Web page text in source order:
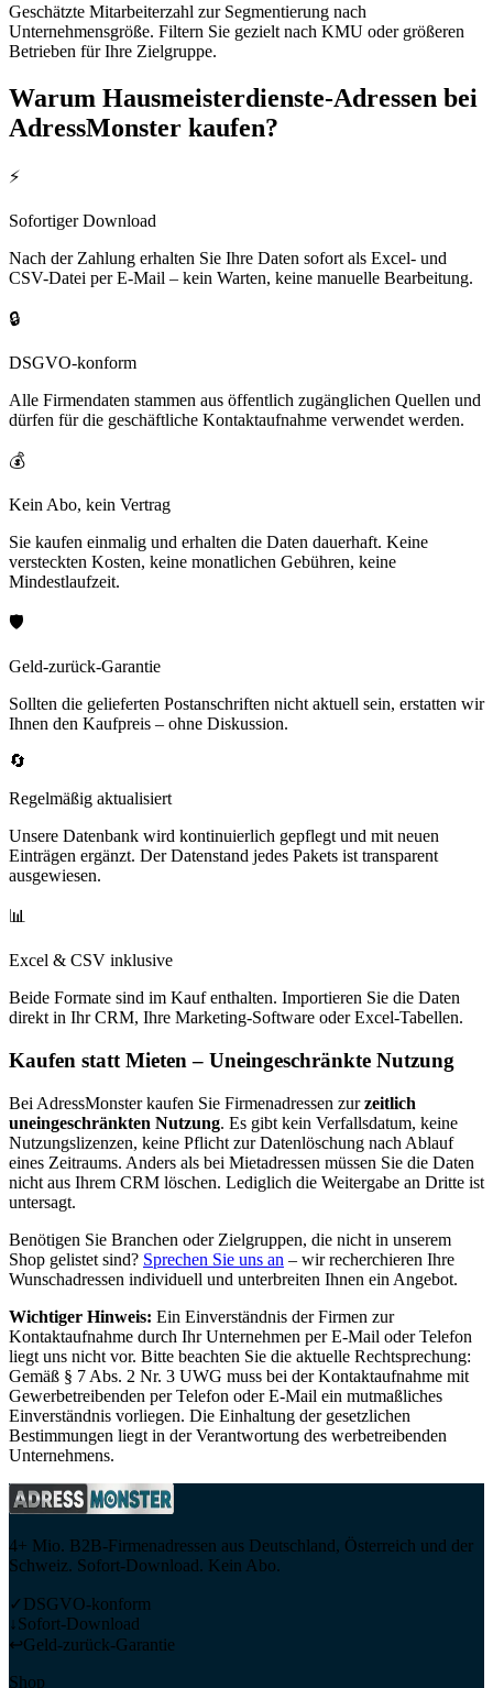
Geschätzte Mitarbeiterzahl zur Segmentierung nach
Unternehmensgröße. Filtern Sie gezielt nach KMU oder größeren
Betrieben für Ihre Zielgruppe.
Warum Hausmeisterdienste-Adressen bei
AdressMonster kaufen?
⚡
Sofortiger Download
Nach der Zahlung erhalten Sie Ihre Daten sofort als Excel- und
CSV-Datei per E-Mail – kein Warten, keine manuelle Bearbeitung.
🔒
DSGVO-konform
Alle Firmendaten stammen aus öffentlich zugänglichen Quellen und
dürfen für die geschäftliche Kontaktaufnahme verwendet werden.
💰
Kein Abo, kein Vertrag
Sie kaufen einmalig und erhalten die Daten dauerhaft. Keine
versteckten Kosten, keine monatlichen Gebühren, keine
Mindestlaufzeit.
🛡️
Geld-zurück-Garantie
Sollten die gelieferten Postanschriften nicht aktuell sein, erstatten wir
Ihnen den Kaufpreis – ohne Diskussion.
🔄
Regelmäßig aktualisiert
Unsere Datenbank wird kontinuierlich gepflegt und mit neuen
Einträgen ergänzt. Der Datenstand jedes Pakets ist transparent
ausgewiesen.
📊
Excel & CSV inklusive
Beide Formate sind im Kauf enthalten. Importieren Sie die Daten
direkt in Ihr CRM, Ihre Marketing-Software oder Excel-Tabellen.
Kaufen statt Mieten – Uneingeschränkte Nutzung
Bei AdressMonster kaufen Sie Firmenadressen zur zeitlich
uneingeschränkten Nutzung. Es gibt kein Verfallsdatum, keine
Nutzungslizenzen, keine Pflicht zur Datenlöschung nach Ablauf
eines Zeitraums. Anders als bei Mietadressen müssen Sie die Daten
nicht aus Ihrem CRM löschen. Lediglich die Weitergabe an Dritte ist
untersagt.
Benötigen Sie Branchen oder Zielgruppen, die nicht in unserem
Shop gelistet sind? Sprechen Sie uns an – wir recherchieren Ihre
Wunschadressen individuell und unterbreiten Ihnen ein Angebot.
Wichtiger Hinweis: Ein Einverständnis der Firmen zur
Kontaktaufnahme durch Ihr Unternehmen per E-Mail oder Telefon
liegt uns nicht vor. Bitte beachten Sie die aktuelle Rechtsprechung:
Gemäß § 7 Abs. 2 Nr. 3 UWG muss bei der Kontaktaufnahme mit
Gewerbetreibenden per Telefon oder E-Mail ein mutmaßliches
Einverständnis vorliegen. Die Einhaltung der gesetzlichen
Bestimmungen liegt in der Verantwortung des werbetreibenden
Unternehmens.
4+ Mio. B2B-Firmenadressen aus Deutschland, Österreich und der
Schweiz. Sofort-Download. Kein Abo.
✓ DSGVO-konform
↓Sofort-Download
↩Geld-zurück-Garantie
Shop